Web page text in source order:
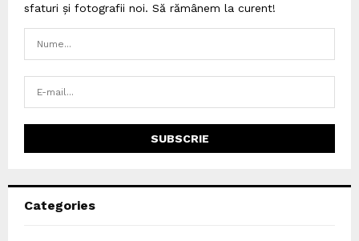
sfaturi și fotografii noi. Să rămânem la curent!
Categories